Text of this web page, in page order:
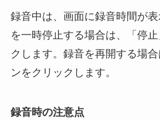
録音中は、画面に録音時間が
を一時停止する場合は、「停
クします。録音を再開する場
ンをクリックします。
録音時の注意点